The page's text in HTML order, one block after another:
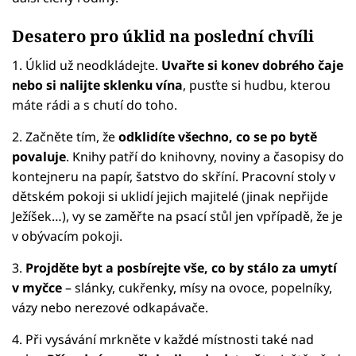
Desatero pro úklid na poslední chvíli
1. Úklid už neodkládejte. Uvařte si konev dobrého čaje
nebo si nalijte sklenku vína, pusťte si hudbu, kterou
máte rádi a s chutí do toho.
2. Začněte tím, žeodklidíte všechno, co se po bytě
povaluje. Knihy patří do knihovny, noviny a časopisy do
kontejneru na papír, šatstvo do skříní. Pracovní stoly v
dětském pokoji si uklidí jejich majitelé (jinak nepřijde
Ježíšek…), vy se zaměřte na psací stůl jen vpřípadě, že je
v obývacím pokoji.
3. Projděte byt a posbírejte vše, co by stálo za umytí
v myčce– slánky, cukřenky, mísy na ovoce, popelníky,
vázy nebo nerezové odkapávače.
4. Při vysávání mrkněte v každé místnosti také nad